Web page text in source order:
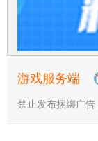
游戏服务端
禁止发布捆绑广